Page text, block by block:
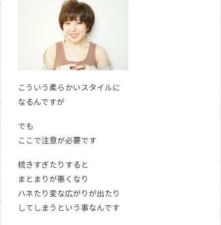
こういう柔らかいスタイルに
なるんですが
でも
ここで注意が必要です
梳きすぎたりすると
まとまりが悪くなり
ハネたり変な広がりが出たり
してしまうという事なんです